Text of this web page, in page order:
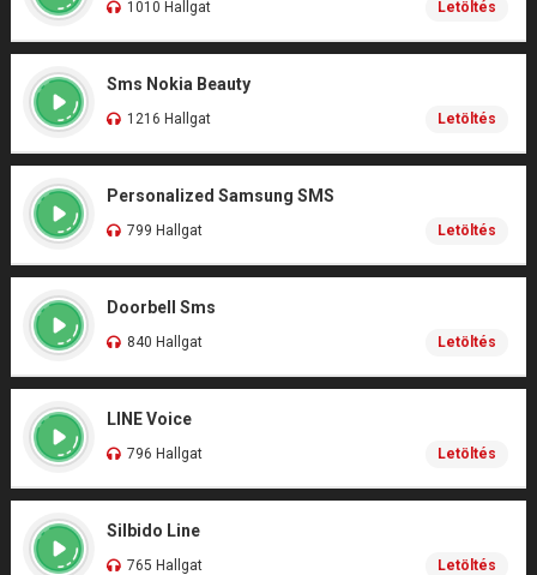
1010 Hallgat Letöltés
Sms Nokia Beauty
1216 Hallgat Letöltés
Personalized Samsung SMS
799 Hallgat Letöltés
Doorbell Sms
840 Hallgat Letöltés
LINE Voice
796 Hallgat Letöltés
Silbido Line
765 Hallgat Letöltés